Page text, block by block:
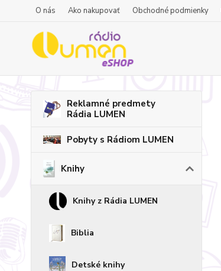
O nás Ako nakupovať Obchodné podmienky
Reklamné predmety
Rádia LUMEN
Pobyty s Rádiom LUMEN
Knihy
Knihy z Rádia LUMEN
Biblia
Detské knihy